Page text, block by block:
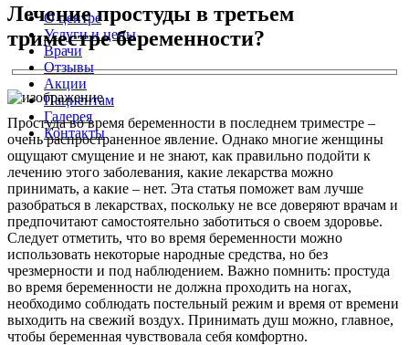
О центре
Услуги и цены
Врачи
Отзывы
Акции
Пациентам
Галерея
Контакты
Лечение простуды в третьем
триместре беременности?
Простуда во время беременности в последнем триместре –
очень распространенное явление. Однако многие женщины
ощущают смущение и не знают, как правильно подойти к
лечению этого заболевания, какие лекарства можно
принимать, а какие – нет. Эта статья поможет вам лучше
разобраться в лекарствах, поскольку не все доверяют врачам и
предпочитают самостоятельно заботиться о своем здоровье.
Следует отметить, что во время беременности можно
использовать некоторые народные средства, но без
чрезмерности и под наблюдением. Важно помнить: простуда
во время беременности не должна проходить на ногах,
необходимо соблюдать постельный режим и время от времени
выходить на свежий воздух. Принимать душ можно, главное,
чтобы беременная чувствовала себя комфортно.